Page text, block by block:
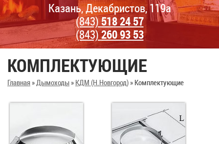
Казань, Декабристов, 119а
(843)518 24 57
(843)260 93 53
КОМПЛЕКТУЮЩИЕ
Главная»Дымоходы» КДМ (Н.Новгород)» Комплектующие